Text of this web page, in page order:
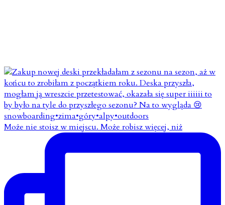
Może nie stoisz w miejscu. Może robisz więcej, niż